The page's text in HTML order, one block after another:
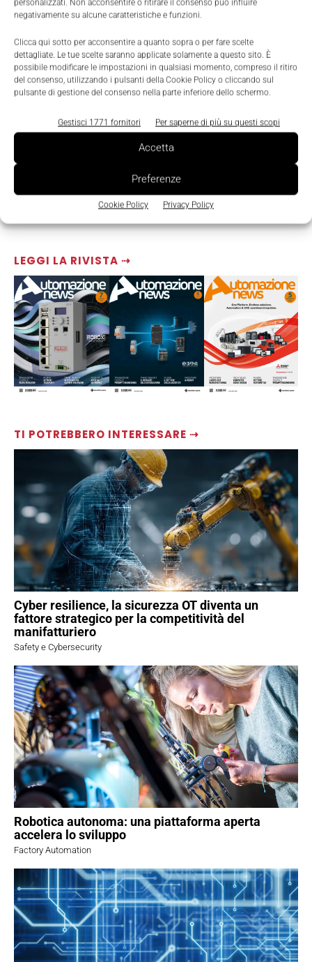
personalizzati. Non acconsentire o ritirare il consenso può influire
negativamente su alcune caratteristiche e funzioni.
Clicca qui sotto per acconsentire a quanto sopra o per fare scelte
dettagliate. Le tue scelte saranno applicate solamente a questo sito. È
possibile modificare le impostazioni in qualsiasi momento, compreso il ritiro
del consenso, utilizzando i pulsanti della Cookie Policy o cliccando sul
pulsante di gestione del consenso nella parte inferiore dello schermo.
Gestisci 1771 fornitori Per saperne di più su questi scopi
Accetta
Preferenze
Cookie Policy Privacy Policy
LEGGI LA RIVISTA ⇢
TI POTREBBERO INTERESSARE ⇢
Cyber resilience, la sicurezza OT diventa un
fattore strategico per la competitività del
manifatturiero
Safety e Cybersecurity
Robotica autonoma: una piattaforma aperta
accelera lo sviluppo
Factory Automation